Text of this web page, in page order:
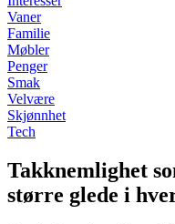
Vaner
Familie
Møbler
Penger
Smak
Velvære
Skjønnhet
Tech
Takknemlighet
større glede i